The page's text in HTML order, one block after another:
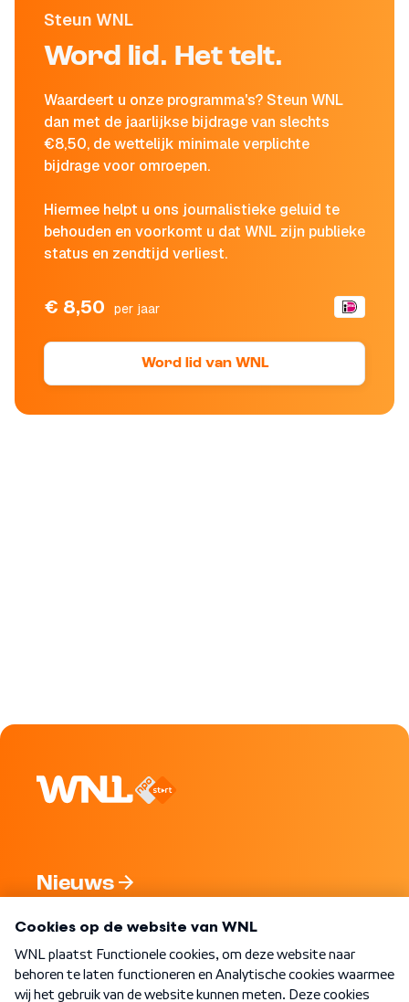
Steun WNL
Word lid. Het telt.
Waardeert u onze programma's? Steun WNL
dan met de jaarlijkse bijdrage van slechts
€8,50, de wettelijk minimale verplichte
bijdrage voor omroepen.
Hiermee helpt u ons journalistieke geluid te
behouden en voorkomt u dat WNL zijn publieke
status en zendtijd verliest.
€ 8,50 per jaar
Word lid van WNL
Nieuws
Nieuwsbrief